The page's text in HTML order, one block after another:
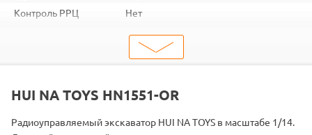
Контроль РРЦ
Нет
6
ШтрихКод
2000000252391
HUI NA TOYS HN1551-OR
Радиоуправляемый экскаватор HUI NA TOYS в масштабе 1/14.